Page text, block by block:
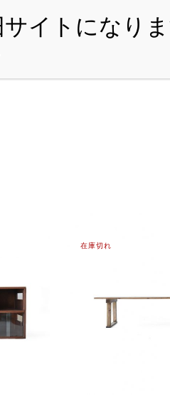
・HOME ・ITEM
在庫切れ